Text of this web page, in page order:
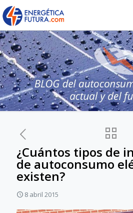
¿Cuántos tipos de
de autoconsumo
existen?
8 abril 2015